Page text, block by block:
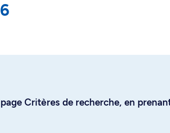
Critères de recherche, en